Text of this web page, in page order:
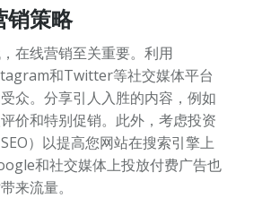
销策略
在线营销至关重要。利用
和Twitter等社交媒体平台
众。分享引人入胜的内容，例如
价和特别促销。此外，考虑投资
）以提高您网站在搜索引擎上
和社交媒体上投放付费广告也
来流量。